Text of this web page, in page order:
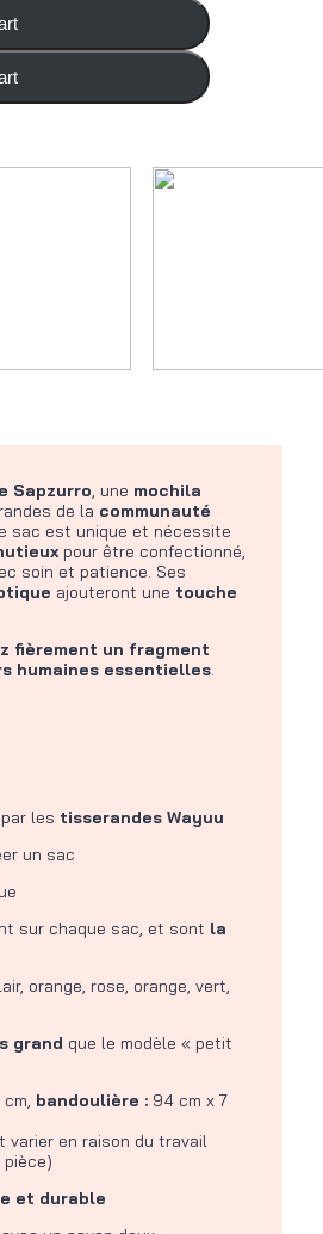
Sapzurro, une mochila
de la communauté
sac est unique et nécessite
pour être confectionné,
soin et patience. Ses
ajouteront une touche
fièrement un fragment
humaines essentielles.
par les tisserandes Wayuu
un sac
sur chaque sac, et sont la
orange, rose, orange, vert,
grand que le modèle « petit
bandoulière : 94 cm x 7
varier en raison du travail
et durable